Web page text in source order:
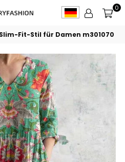
FLORYFASHION
0
Fit-Stil für Damen m301070